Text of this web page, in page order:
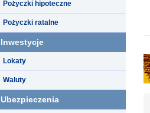
Pożyczki hipoteczne
Pożyczki ratalne
Inwestycje
Lokaty
Waluty
Ubezpieczenia